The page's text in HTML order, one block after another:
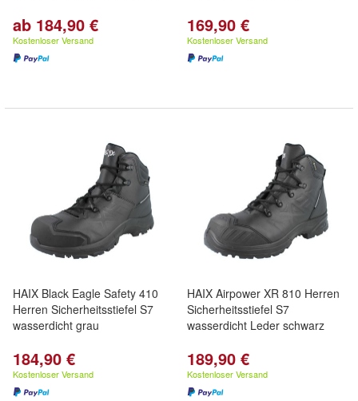
ab 184,90 €
Kostenloser Versand
169,90 €
Kostenloser Versand
HAIX Black Eagle Safety 410
Herren Sicherheitsstiefel S7
wasserdicht grau
184,90 €
Kostenloser Versand
HAIX Airpower XR 810 Herren
Sicherheitsstiefel S7
wasserdicht Leder schwarz
189,90 €
Kostenloser Versand